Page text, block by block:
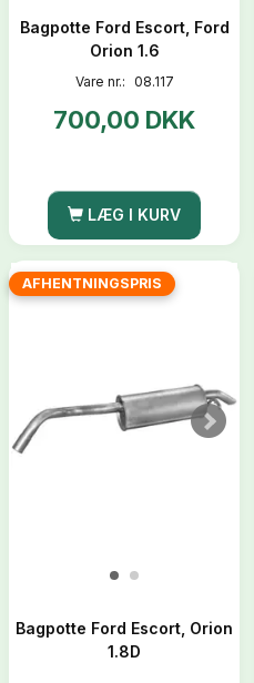
Bagpotte Ford Escort, Ford
Orion 1.6
Vare nr.: 08.117
700,00 DKK
LÆG I KURV
AFHENTNINGSPRIS
Bagpotte Ford Escort, Orion
1.8D